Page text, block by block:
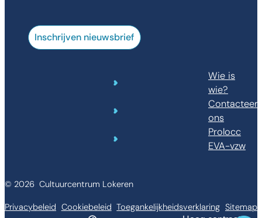
Wie is
wie?
Contacteer
ons
Prolocc
EVA-vzw
Inschrijven nieuwsbrief
© 2026 Cultuurcentrum Lokeren
Privacybeleid Cookiebeleid Toegankelijkheidsverklaring Sitemap